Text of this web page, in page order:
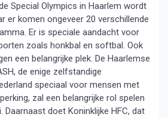
Special Olympics in Haarlem wordt
er komen ongeveer 20 verschillende
Er is speciale aandacht voor
zoals honkbal en softbal. Ook
een belangrijke plek. De Haarlemse
de enige zelfstandige
speciaal voor mensen met
zal een belangrijke rol spelen
doet Koninklijke HFC, dat